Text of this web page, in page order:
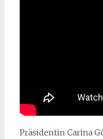
Präsidentin Carina